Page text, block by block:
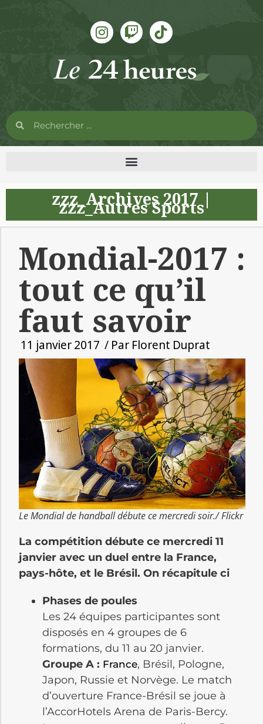
zzz_Archives 2017|
zzz_Autres Sports
Mondial-2017 :
tout ce qu’il
faut savoir
11 janvier 2017 / Par Florent Duprat
Le Mondial de handball débute ce mercredi soir./ Flickr
La compétition débute ce mercredi 11
janvier avec un duel entre la France,
pays-hôte, et le Brésil. On récapitule ci
Phases de poules
Les 24 équipes participantes sont
disposés en 4 groupes de 6
formations, du 11 au 20 janvier.
Groupe A : France, Brésil, Pologne,
Japon, Russie et Norvège. Le match
d’ouverture France-Brésil se joue à
l’AccorHotels Arena de Paris-Bercy.